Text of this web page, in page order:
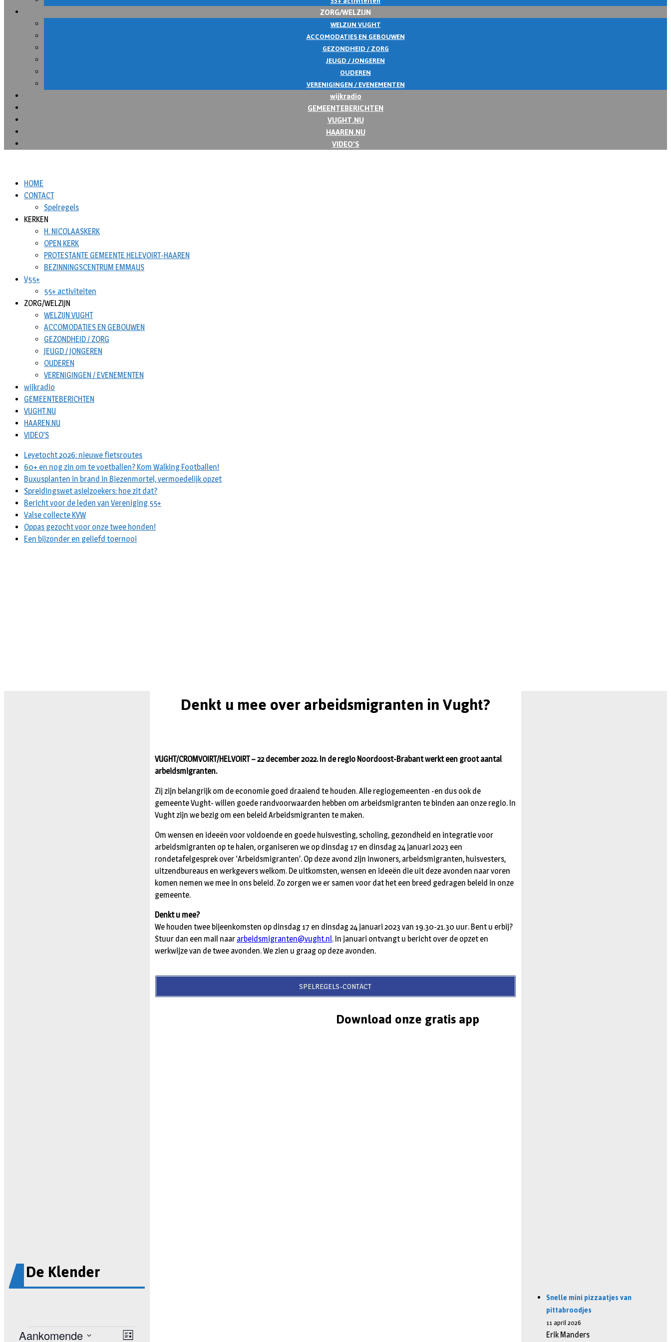
ZORG/WELZIJN
WELZIJN VUGHT
ACCOMODATIES EN GEBOUWEN
GEZONDHEID / ZORG
JEUGD / JONGEREN
OUDEREN
VERENIGINGEN / EVENEMENTEN
wijkradio
GEMEENTEBERICHTEN
VUGHT.NU
HAAREN.NU
VIDEO’S
HOME
CONTACT
Spelregels
KERKEN
H. NICOLAASKERK
OPEN KERK
PROTESTANTE GEMEENTE HELEVOIRT-HAAREN
BEZINNINGSCENTRUM EMMAUS
V55+
55+ activiteiten
ZORG/WELZIJN
WELZIJN VUGHT
ACCOMODATIES EN GEBOUWEN
GEZONDHEID / ZORG
JEUGD / JONGEREN
OUDEREN
VERENIGINGEN / EVENEMENTEN
wijkradio
GEMEENTEBERICHTEN
VUGHT.NU
HAAREN.NU
VIDEO’S
Leyetocht 2026: nieuwe fietsroutes
60+ en nog zin om te voetballen? Kom Walking Footballen!
Buxusplanten in brand in Biezenmortel, vermoedelijk opzet
Spreidingswet asielzoekers: hoe zit dat?
Bericht voor de leden van Vereniging 55+
Valse collecte KVW
Oppas gezocht voor onze twee honden!
Een bijzonder en geliefd toernooi
De Klender
Denkt u mee over arbeidsmigranten in Vught?
VUGHT/CROMVOIRT/HELVOIRT – 22 december 2022. In de regio Noordoost-Brabant werkt een groot aantal
arbeidsmigranten.
Zij zijn belangrijk om de economie goed draaiend te houden. Alle regiogemeenten -en dus ook de
gemeente Vught- willen goede randvoorwaarden hebben om arbeidsmigranten te binden aan onze regio. In
Vught zijn we bezig om een beleid Arbeidsmigranten te maken.
Om wensen en ideeën voor voldoende en goede huisvesting, scholing, gezondheid en integratie voor
arbeidsmigranten op te halen, organiseren we op dinsdag 17 en dinsdag 24 januari 2023 een
rondetafelgesprek over ‘Arbeidsmigranten’. Op deze avond zijn inwoners, arbeidsmigranten, huisvesters,
uitzendbureaus en werkgevers welkom. De uitkomsten, wensen en ideeën die uit deze avonden naar voren
komen nemen we mee in ons beleid. Zo zorgen we er samen voor dat het een breed gedragen beleid in onze
gemeente.
Denkt u mee?
We houden twee bijeenkomsten op dinsdag 17 en dinsdag 24 januari 2023 van 19.30-21.30 uur. Bent u erbij?
Stuur dan een mail naar arbeidsmigranten@vught.nl. In januari ontvangt u bericht over de opzet en
werkwijze van de twee avonden. We zien u graag op deze avonden.
SPELREGELS-CONTACT
Download onze gratis app
Snelle mini pizzaatjes van
pittabroodjes
11 april 2026
Erik Manders